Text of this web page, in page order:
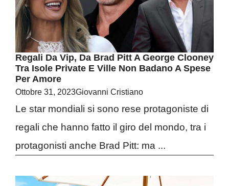
Regali Da Vip, Da Brad Pitt A George Clooney
Tra Isole Private E Ville Non Badano A Spese
Per Amore
Ottobre 31, 2023Giovanni Cristiano
Le star mondiali si sono rese protagoniste di
regali che hanno fatto il giro del mondo, tra i
protagonisti anche Brad Pitt: ma ...